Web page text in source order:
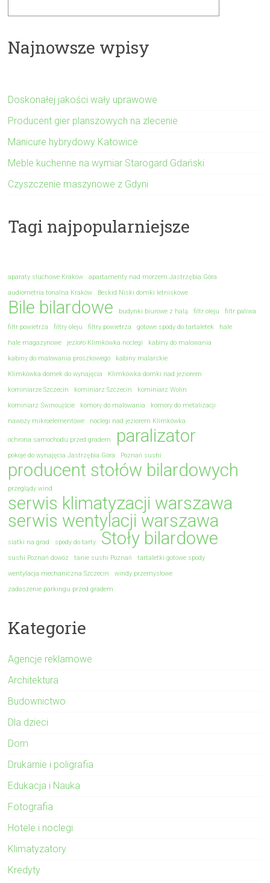
Najnowsze wpisy
Doskonałej jakości wały uprawowe
Producent gier planszowych na zlecenie
Manicure hybrydowy Katowice
Meble kuchenne na wymiar Starogard Gdański
Czyszczenie maszynowe z Gdyni
Tagi najpopularniejsze
aparaty słuchowe Kraków
apartamenty nad morzem Jastrzębia Góra
audiometria tonalna Kraków
Beskid Niski domki letniskowe
Bile bilardowe budynki biurowe z halą filtr oleju
filtr paliwa
filtr powietrza
filtry oleju filtry powietrza gotowe spody do tartaletek
hale
hale magazynowe
jezioro Klimkówka noclegi
kabiny do malowania
kabiny do malowania proszkowego
kabiny malarskie
Klimkówka domek do wynajęcia
Klimkówka domki nad jeziorem
kominiarze Szczecin
kominiarz Szczecin
kominiarz Wolin
kominiarz Świnoujście
komory do malowania
komory do metalizacji
nawozy mikroelementowe
noclegi nad jeziorem Klimkówka
ochrona samochodu przed gradem paralizator
pokoje do wynajęcia Jastrzębia Góra Poznań sushi
producent stołów bilardowych
przeglądy wind
serwis klimatyzacji warszawa
serwis wentylacji warszawa
siatki na grad spody do tarty Stoły bilardowe
sushi Poznań dowóz tanie sushi Poznań
tartaletki gotowe spody
wentylacja mechaniczna Szczecin
windy przemysłowe
zadaszenie parkingu przed gradem
Kategorie
Agencje reklamowe
Architektura
Budownictwo
Dla dzieci
Dom
Drukarnie i poligrafia
Edukacja i Nauka
Fotografia
Hotele i noclegi
Klimatyzatory
Kredyty